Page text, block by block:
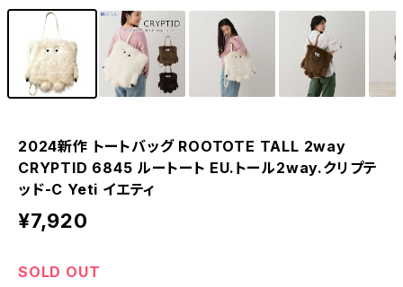
2024新作 トートバッグ ROOTOTE TALL 2way
CRYPTID 6845 ルートート EU.トール2way.クリプテ
ッド-C Yeti イエティ
¥7,920
SOLD OUT